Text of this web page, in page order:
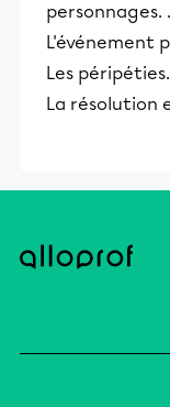
personnages.
L'événement
Les péripéties.
La résolution